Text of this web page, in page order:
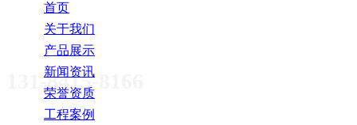
131-8415-8166
首页
关于我们
产品展示
新闻资讯
荣誉资质
工程案例